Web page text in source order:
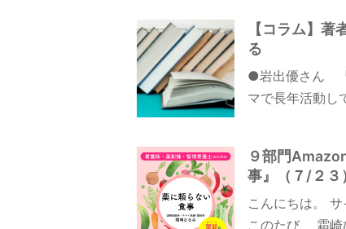
【コラム】
る
●岩出優さん 『
マで長年活動し
９部門
事』（７/２３
こんにちは。
このたび、 霜